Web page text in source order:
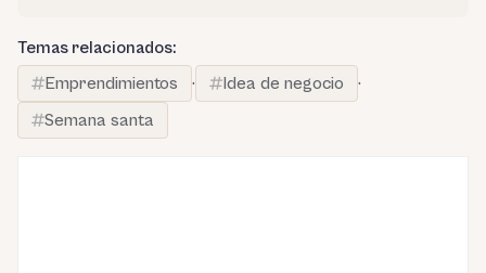
Temas relacionados:
Emprendimientos
· Idea de negocio
·
Semana santa